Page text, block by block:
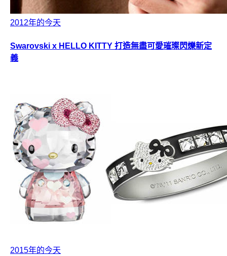
2012年的今天
Swarovski x HELLO KITTY 打造無盡可愛璀璨閃爍新定
義
2015年的今天